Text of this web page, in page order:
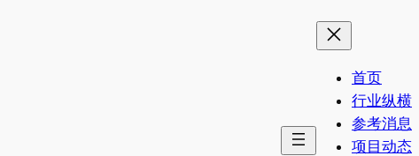
首页
行业纵横
参考消息
项目动态